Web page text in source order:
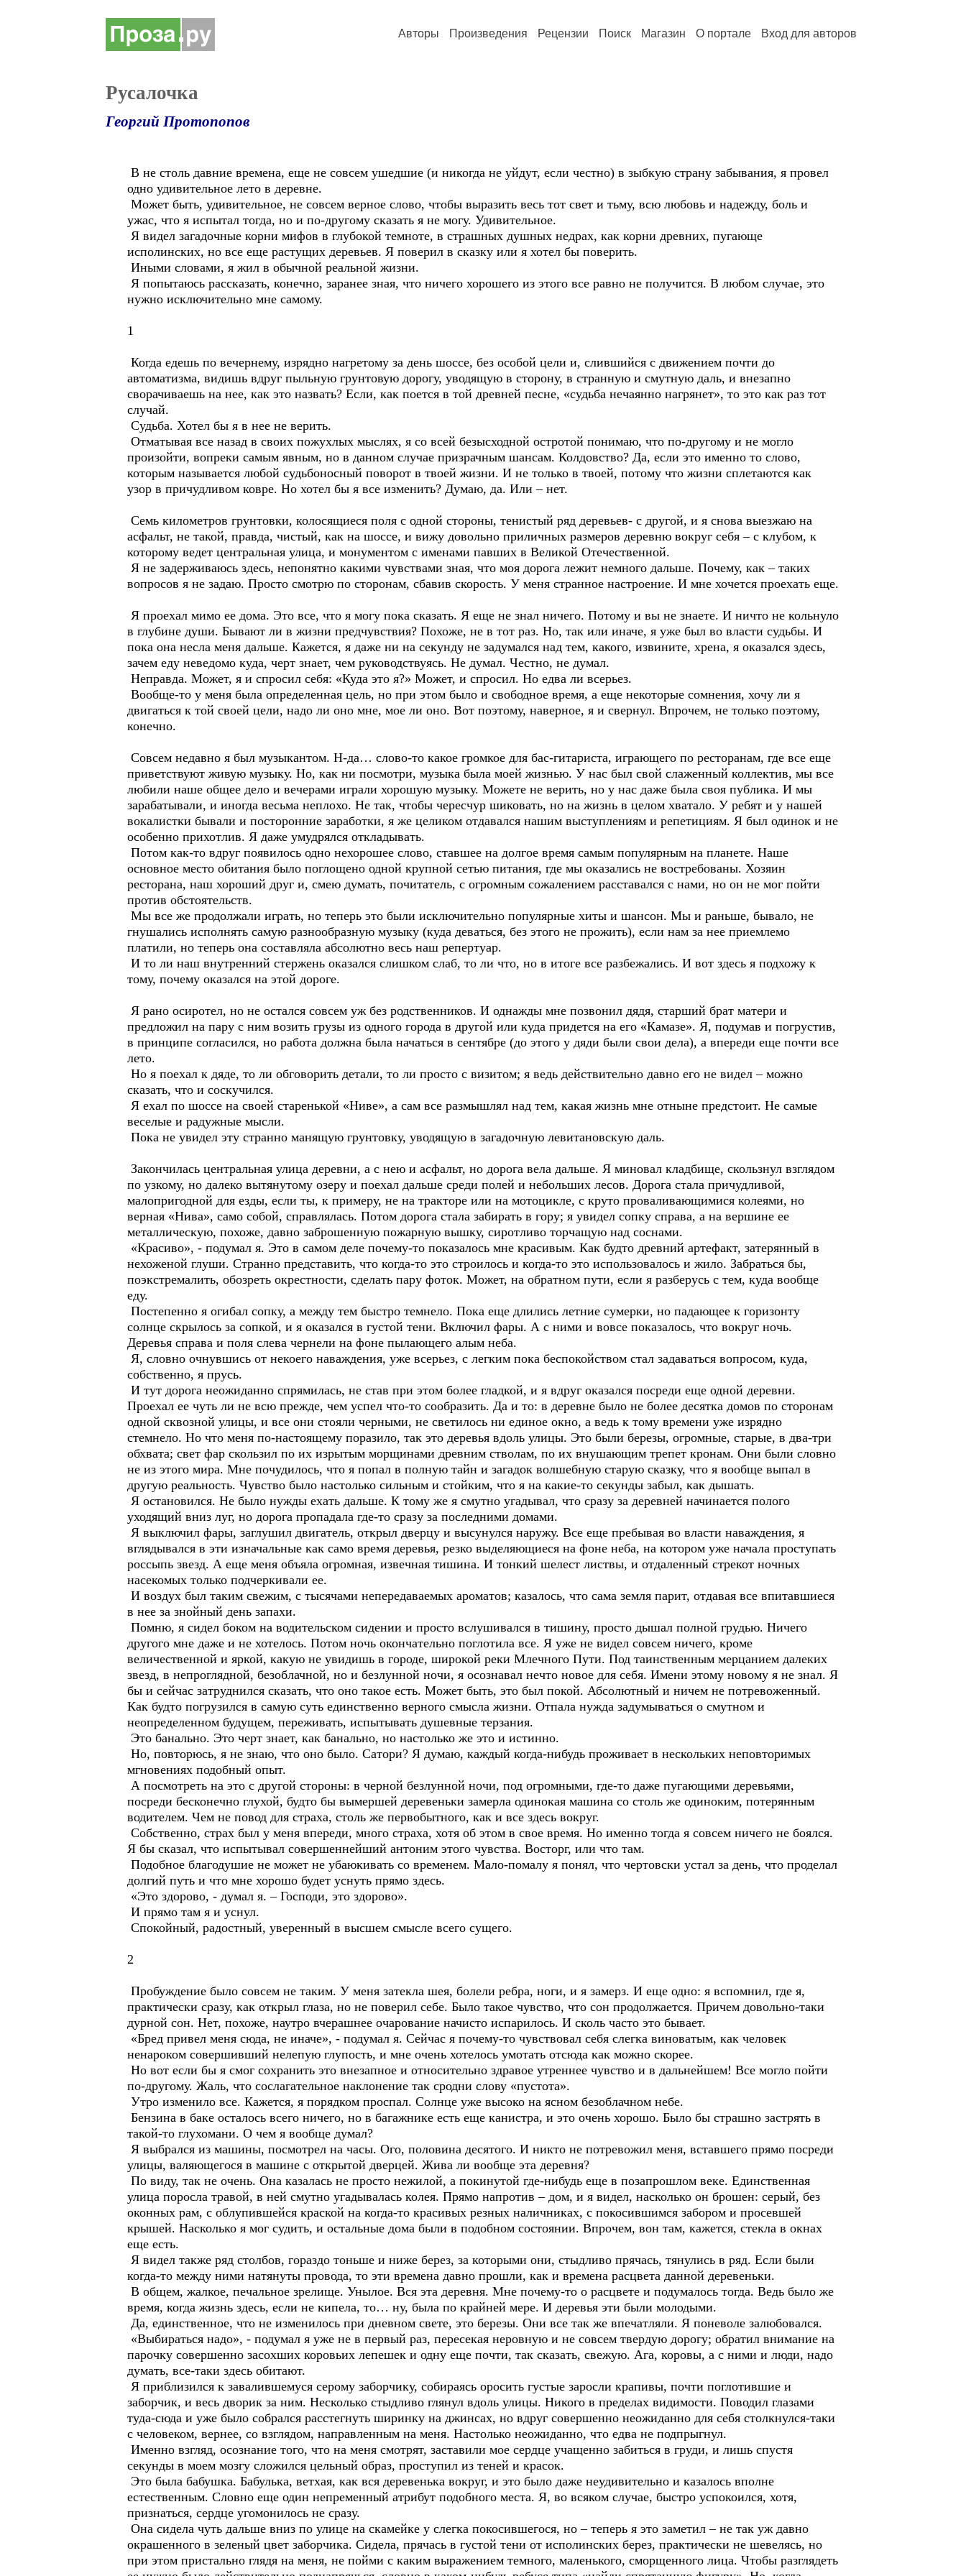
Авторы Произведения Рецензии Поиск Магазин О портале Вход для авторов
Русалочка
Георгий Протопопов
В не столь давние времена, еще не совсем ушедшие (и никогда не уйдут, если честно) в зыбкую страну забывания, я провел
одно удивительное лето в деревне.
Может быть, удивительное, не совсем верное слово, чтобы выразить весь тот свет и тьму, всю любовь и надежду, боль и
ужас, что я испытал тогда, но и по-другому сказать я не могу. Удивительное.
Я видел загадочные корни мифов в глубокой темноте, в страшных душных недрах, как корни древних, пугающе
исполинских, но все еще растущих деревьев. Я поверил в сказку или я хотел бы поверить.
Иными словами, я жил в обычной реальной жизни.
Я попытаюсь рассказать, конечно, заранее зная, что ничего хорошего из этого все равно не получится. В любом случае, это
нужно исключительно мне самому.
1
Когда едешь по вечернему, изрядно нагретому за день шоссе, без особой цели и, слившийся с движением почти до
автоматизма, видишь вдруг пыльную грунтовую дорогу, уводящую в сторону, в странную и смутную даль, и внезапно
сворачиваешь на нее, как это назвать? Если, как поется в той древней песне, «судьба нечаянно нагрянет», то это как раз тот
случай.
Судьба. Хотел бы я в нее не верить.
Отматывая все назад в своих пожухлых мыслях, я со всей безысходной остротой понимаю, что по-другому и не могло
произойти, вопреки самым явным, но в данном случае призрачным шансам. Колдовство? Да, если это именно то слово,
которым называется любой судьбоносный поворот в твоей жизни. И не только в твоей, потому что жизни сплетаются как
узор в причудливом ковре. Но хотел бы я все изменить? Думаю, да. Или – нет.
Семь километров грунтовки, колосящиеся поля с одной стороны, тенистый ряд деревьев- с другой, и я снова выезжаю на
асфальт, не такой, правда, чистый, как на шоссе, и вижу довольно приличных размеров деревню вокруг себя – с клубом, к
которому ведет центральная улица, и монументом с именами павших в Великой Отечественной.
Я не задерживаюсь здесь, непонятно какими чувствами зная, что моя дорога лежит немного дальше. Почему, как – таких
вопросов я не задаю. Просто смотрю по сторонам, сбавив скорость. У меня странное настроение. И мне хочется проехать еще.
Я проехал мимо ее дома. Это все, что я могу пока сказать. Я еще не знал ничего. Потому и вы не знаете. И ничто не кольнуло
в глубине души. Бывают ли в жизни предчувствия? Похоже, не в тот раз. Но, так или иначе, я уже был во власти судьбы. И
пока она несла меня дальше. Кажется, я даже ни на секунду не задумался над тем, какого, извините, хрена, я оказался здесь,
зачем еду неведомо куда, черт знает, чем руководствуясь. Не думал. Честно, не думал.
Неправда. Может, я и спросил себя: «Куда это я?» Может, и спросил. Но едва ли всерьез.
Вообще-то у меня была определенная цель, но при этом было и свободное время, а еще некоторые сомнения, хочу ли я
двигаться к той своей цели, надо ли оно мне, мое ли оно. Вот поэтому, наверное, я и свернул. Впрочем, не только поэтому,
конечно.
Совсем недавно я был музыкантом. Н-да… слово-то какое громкое для бас-гитариста, играющего по ресторанам, где все еще
приветствуют живую музыку. Но, как ни посмотри, музыка была моей жизнью. У нас был свой слаженный коллектив, мы все
любили наше общее дело и вечерами играли хорошую музыку. Можете не верить, но у нас даже была своя публика. И мы
зарабатывали, и иногда весьма неплохо. Не так, чтобы чересчур шиковать, но на жизнь в целом хватало. У ребят и у нашей
вокалистки бывали и посторонние заработки, я же целиком отдавался нашим выступлениям и репетициям. Я был одинок и не
особенно прихотлив. Я даже умудрялся откладывать.
Потом как-то вдруг появилось одно нехорошее слово, ставшее на долгое время самым популярным на планете. Наше
основное место обитания было поглощено одной крупной сетью питания, где мы оказались не востребованы. Хозяин
ресторана, наш хороший друг и, смею думать, почитатель, с огромным сожалением расставался с нами, но он не мог пойти
против обстоятельств.
Мы все же продолжали играть, но теперь это были исключительно популярные хиты и шансон. Мы и раньше, бывало, не
гнушались исполнять самую разнообразную музыку (куда деваться, без этого не прожить), если нам за нее приемлемо
платили, но теперь она составляла абсолютно весь наш репертуар.
И то ли наш внутренний стержень оказался слишком слаб, то ли что, но в итоге все разбежались. И вот здесь я подхожу к
тому, почему оказался на этой дороге.
Я рано осиротел, но не остался совсем уж без родственников. И однажды мне позвонил дядя, старший брат матери и
предложил на пару с ним возить грузы из одного города в другой или куда придется на его «Камазе». Я, подумав и погрустив,
в принципе согласился, но работа должна была начаться в сентябре (до этого у дяди были свои дела), а впереди еще почти все
лето.
Но я поехал к дяде, то ли обговорить детали, то ли просто с визитом; я ведь действительно давно его не видел – можно
сказать, что и соскучился.
Я ехал по шоссе на своей старенькой «Ниве», а сам все размышлял над тем, какая жизнь мне отныне предстоит. Не самые
веселые и радужные мысли.
Пока не увидел эту странно манящую грунтовку, уводящую в загадочную левитановскую даль.
Закончилась центральная улица деревни, а с нею и асфальт, но дорога вела дальше. Я миновал кладбище, скользнул взглядом
по узкому, но далеко вытянутому озеру и поехал дальше среди полей и небольших лесов. Дорога стала причудливой,
малопригодной для езды, если ты, к примеру, не на тракторе или на мотоцикле, с круто проваливающимися колеями, но
верная «Нива», само собой, справлялась. Потом дорога стала забирать в гору; я увидел сопку справа, а на вершине ее
металлическую, похоже, давно заброшенную пожарную вышку, сиротливо торчащую над соснами.
«Красиво», - подумал я. Это в самом деле почему-то показалось мне красивым. Как будто древний артефакт, затерянный в
нехоженой глуши. Странно представить, что когда-то это строилось и когда-то это использовалось и жило. Забраться бы,
поэкстремалить, обозреть окрестности, сделать пару фоток. Может, на обратном пути, если я разберусь с тем, куда вообще
еду.
Постепенно я огибал сопку, а между тем быстро темнело. Пока еще длились летние сумерки, но падающее к горизонту
солнце скрылось за сопкой, и я оказался в густой тени. Включил фары. А с ними и вовсе показалось, что вокруг ночь.
Деревья справа и поля слева чернели на фоне пылающего алым неба.
Я, словно очнувшись от некоего наваждения, уже всерьез, с легким пока беспокойством стал задаваться вопросом, куда,
собственно, я прусь.
И тут дорога неожиданно спрямилась, не став при этом более гладкой, и я вдруг оказался посреди еще одной деревни.
Проехал ее чуть ли не всю прежде, чем успел что-то сообразить. Да и то: в деревне было не более десятка домов по сторонам
одной сквозной улицы, и все они стояли черными, не светилось ни единое окно, а ведь к тому времени уже изрядно
стемнело. Но что меня по-настоящему поразило, так это деревья вдоль улицы. Это были березы, огромные, старые, в два-три
обхвата; свет фар скользил по их изрытым морщинами древним стволам, по их внушающим трепет кронам. Они были словно
не из этого мира. Мне почудилось, что я попал в полную тайн и загадок волшебную старую сказку, что я вообще выпал в
другую реальность. Чувство было настолько сильным и стойким, что я на какие-то секунды забыл, как дышать.
Я остановился. Не было нужды ехать дальше. К тому же я смутно угадывал, что сразу за деревней начинается полого
уходящий вниз луг, но дорога пропадала где-то сразу за последними домами.
Я выключил фары, заглушил двигатель, открыл дверцу и высунулся наружу. Все еще пребывая во власти наваждения, я
вглядывался в эти изначальные как само время деревья, резко выделяющиеся на фоне неба, на котором уже начала проступать
россыпь звезд. А еще меня объяла огромная, извечная тишина. И тонкий шелест листвы, и отдаленный стрекот ночных
насекомых только подчеркивали ее.
И воздух был таким свежим, с тысячами непередаваемых ароматов; казалось, что сама земля парит, отдавая все впитавшиеся
в нее за знойный день запахи.
Помню, я сидел боком на водительском сидении и просто вслушивался в тишину, просто дышал полной грудью. Ничего
другого мне даже и не хотелось. Потом ночь окончательно поглотила все. Я уже не видел совсем ничего, кроме
величественной и яркой, какую не увидишь в городе, широкой реки Млечного Пути. Под таинственным мерцанием далеких
звезд, в непроглядной, безоблачной, но и безлунной ночи, я осознавал нечто новое для себя. Имени этому новому я не знал. Я
бы и сейчас затруднился сказать, что оно такое есть. Может быть, это был покой. Абсолютный и ничем не потревоженный.
Как будто погрузился в самую суть единственно верного смысла жизни. Отпала нужда задумываться о смутном и
неопределенном будущем, переживать, испытывать душевные терзания.
Это банально. Это черт знает, как банально, но настолько же это и истинно.
Но, повторюсь, я не знаю, что оно было. Сатори? Я думаю, каждый когда-нибудь проживает в нескольких неповторимых
мгновениях подобный опыт.
А посмотреть на это с другой стороны: в черной безлунной ночи, под огромными, где-то даже пугающими деревьями,
посреди бесконечно глухой, будто бы вымершей деревеньки замерла одинокая машина со столь же одиноким, потерянным
водителем. Чем не повод для страха, столь же первобытного, как и все здесь вокруг.
Собственно, страх был у меня впереди, много страха, хотя об этом в свое время. Но именно тогда я совсем ничего не боялся.
Я бы сказал, что испытывал совершеннейший антоним этого чувства. Восторг, или что там.
Подобное благодушие не может не убаюкивать со временем. Мало-помалу я понял, что чертовски устал за день, что проделал
долгий путь и что мне хорошо будет уснуть прямо здесь.
«Это здорово, - думал я. – Господи, это здорово».
И прямо там я и уснул.
Спокойный, радостный, уверенный в высшем смысле всего сущего.
2
Пробуждение было совсем не таким. У меня затекла шея, болели ребра, ноги, и я замерз. И еще одно: я вспомнил, где я,
практически сразу, как открыл глаза, но не поверил себе. Было такое чувство, что сон продолжается. Причем довольно-таки
дурной сон. Нет, похоже, наутро вчерашнее очарование начисто испарилось. И сколь часто это бывает.
«Бред привел меня сюда, не иначе», - подумал я. Сейчас я почему-то чувствовал себя слегка виноватым, как человек
ненароком совершивший нелепую глупость, и мне очень хотелось умотать отсюда как можно скорее.
Но вот если бы я смог сохранить это внезапное и относительно здравое утреннее чувство и в дальнейшем! Все могло пойти
по-другому. Жаль, что сослагательное наклонение так сродни слову «пустота».
Утро изменило все. Кажется, я порядком проспал. Солнце уже высоко на ясном безоблачном небе.
Бензина в баке осталось всего ничего, но в багажнике есть еще канистра, и это очень хорошо. Было бы страшно застрять в
такой-то глухомани. О чем я вообще думал?
Я выбрался из машины, посмотрел на часы. Ого, половина десятого. И никто не потревожил меня, вставшего прямо посреди
улицы, валяющегося в машине с открытой дверцей. Жива ли вообще эта деревня?
По виду, так не очень. Она казалась не просто нежилой, а покинутой где-нибудь еще в позапрошлом веке. Единственная
улица поросла травой, в ней смутно угадывалась колея. Прямо напротив – дом, и я видел, насколько он брошен: серый, без
оконных рам, с облупившейся краской на когда-то красивых резных наличниках, с покосившимся забором и просевшей
крышей. Насколько я мог судить, и остальные дома были в подобном состоянии. Впрочем, вон там, кажется, стекла в окнах
еще есть.
Я видел также ряд столбов, гораздо тоньше и ниже берез, за которыми они, стыдливо прячась, тянулись в ряд. Если были
когда-то между ними натянуты провода, то эти времена давно прошли, как и времена расцвета данной деревеньки.
В общем, жалкое, печальное зрелище. Унылое. Вся эта деревня. Мне почему-то о расцвете и подумалось тогда. Ведь было же
время, когда жизнь здесь, если не кипела, то… ну, была по крайней мере. И деревья эти были молодыми.
Да, единственное, что не изменилось при дневном свете, это березы. Они все так же впечатляли. Я поневоле залюбовался.
«Выбираться надо», - подумал я уже не в первый раз, пересекая неровную и не совсем твердую дорогу; обратил внимание на
парочку совершенно засохших коровьих лепешек и одну еще почти, так сказать, свежую. Ага, коровы, а с ними и люди, надо
думать, все-таки здесь обитают.
Я приблизился к завалившемуся серому заборчику, собираясь оросить густые заросли крапивы, почти поглотившие и
заборчик, и весь дворик за ним. Несколько стыдливо глянул вдоль улицы. Никого в пределах видимости. Поводил глазами
туда-сюда и уже было собрался расстегнуть ширинку на джинсах, но вдруг совершенно неожиданно для себя столкнулся-таки
с человеком, вернее, со взглядом, направленным на меня. Настолько неожиданно, что едва не подпрыгнул.
Именно взгляд, осознание того, что на меня смотрят, заставили мое сердце учащенно забиться в груди, и лишь спустя
секунды в моем мозгу сложился цельный образ, проступил из теней и красок.
Это была бабушка. Бабулька, ветхая, как вся деревенька вокруг, и это было даже неудивительно и казалось вполне
естественным. Словно еще один непременный атрибут подобного места. Я, во всяком случае, быстро успокоился, хотя,
признаться, сердце угомонилось не сразу.
Она сидела чуть дальше вниз по улице на скамейке у слегка покосившегося, но – теперь я это заметил – не так уж давно
окрашенного в зеленый цвет заборчика. Сидела, прячась в густой тени от исполинских берез, практически не шевелясь, но
при этом пристально глядя на меня, не пойми с каким выражением темного, маленького, сморщенного лица. Чтобы разглядеть